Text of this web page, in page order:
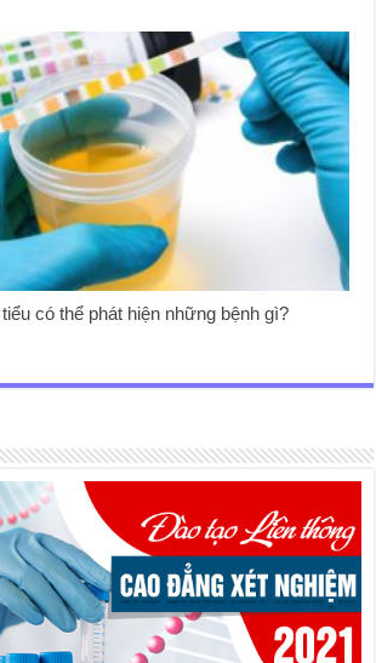
có thể phát hiện những bệnh gì?